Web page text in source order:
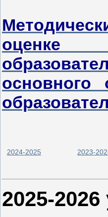
оценке
основного
2024-2025
2023-
2025-